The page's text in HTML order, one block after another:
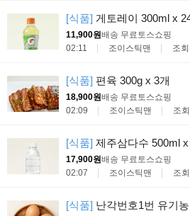
[식품] 게토레이 300ml x
11,900원배송 무료토스쇼핑
02:11
조이스틱맨 조
[식품] 편육 300g x 3개
18,900원배송 무료토스쇼핑
02:09
조이스틱맨 조
[식품] 제주삼다수 500ml x
17,900원배송 무료토스쇼핑
02:07
조이스틱맨 조
[식품] 난각번호1번 유기